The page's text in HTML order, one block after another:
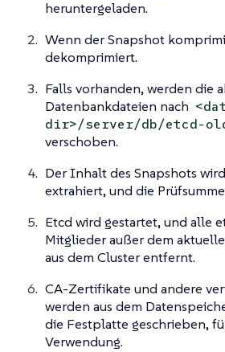
heruntergeladen.
Wenn der Snapshot
dekomprimiert.
Falls vorhanden, werden die
Datenbankdateien nach
dir>/server/db/etcd-old-
verschoben.
Der Inhalt des Snapshots
extrahiert, und die
Etcd wird gestartet, und alle
Mitglieder außer dem
aus dem Cluster entfernt.
CA-Zertifikate und andere
werden aus dem
die Festplatte geschrieben,
Verwendung.